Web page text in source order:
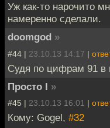
Уж как-то нарочито
намеренно сделали.
doomgod »
#44 | 23.10.13 14:17 |
Судя по цифрам 91 в
Просто I »
#45 | 23.10.13 16:01 |
Кому: Gogel, #32